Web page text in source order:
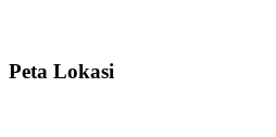
Peta Lokasi